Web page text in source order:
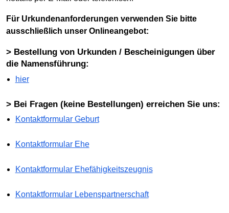
Für Urkundenanforderungen verwenden Sie bitte
ausschließlich unser Onlineangebot:
> Bestellung von Urkunden / Bescheinigungen über
die Namensführung:
hier
> Bei Fragen (keine Bestellungen) erreichen Sie uns:
Kontaktformular Geburt
Kontaktformular Ehe
Kontaktformular Ehefähigkeitszeugnis
Kontaktformular Lebenspartnerschaft